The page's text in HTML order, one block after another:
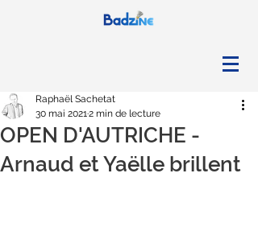
OPEN D'AUTRICHE -
Arnaud et Yaëlle brillent
Raphaël Sachetat
30 mai 20212 min de lecture